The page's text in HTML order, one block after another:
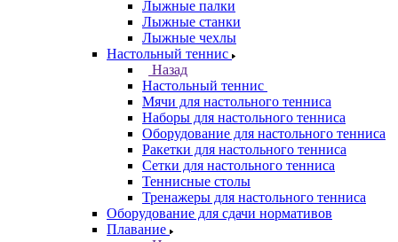
Лыжные палки
Лыжные станки
Лыжные чехлы
Настольный теннис
Назад
Настольный теннис
Мячи для настольного тенниса
Наборы для настольного тенниса
Оборудование для настольного тенниса
Ракетки для настольного тенниса
Сетки для настольного тенниса
Теннисные столы
Тренажеры для настольного тенниса
Оборудование для сдачи нормативов
Плавание